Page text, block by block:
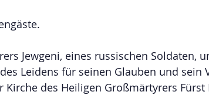
Jewgeni, eines russischen Soldaten,
Leidens für seinen Glauben und sein
des Heiligen Großmärtyrers Fürst